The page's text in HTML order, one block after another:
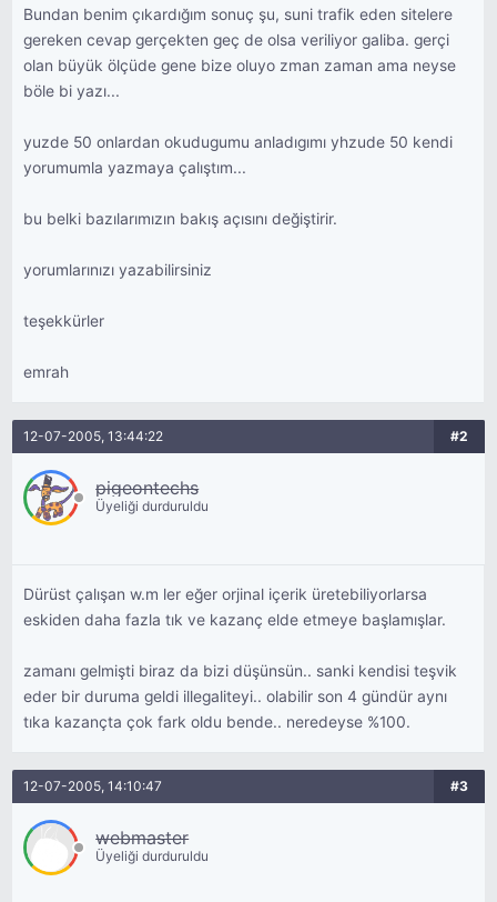
Bundan benim çıkardığım sonuç şu, suni trafik eden sitelere
gereken cevap gerçekten geç de olsa veriliyor galiba. gerçi
olan büyük ölçüde gene bize oluyo zman zaman ama neyse
böle bi yazı...
yuzde 50 onlardan okudugumu anladıgımı yhzude 50 kendi
yorumumla yazmaya çalıştım...
bu belki bazılarımızın bakış açısını değiştirir.
yorumlarınızı yazabilirsiniz
teşekkürler
emrah
12-07-2005, 13:44:22 #2
pigeontechs
Üyeliği durduruldu
Dürüst çalışan w.m ler eğer orjinal içerik üretebiliyorlarsa
eskiden daha fazla tık ve kazanç elde etmeye başlamışlar.
zamanı gelmişti biraz da bizi düşünsün.. sanki kendisi teşvik
eder bir duruma geldi illegaliteyi.. olabilir son 4 gündür aynı
tıka kazançta çok fark oldu bende.. neredeyse %100.
12-07-2005, 14:10:47 #3
webmaster
Üyeliği durduruldu